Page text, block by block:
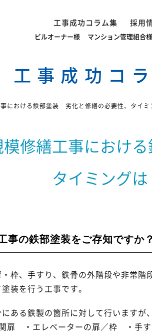
工事成功コラム集 採用
ビルオーナー様 マンション管理組合様
工事成功コ
における鉄部塗装 劣化と修繕の必要性、タイミ
模修繕工事におけ
タイミングは
事の鉄部塗装をご存知ですか？
枠、手すり、鉄骨の外階段や非常階
装を行う工事です。
ある鉄製の箇所に対して行いますが、
扉
・エレベーターの扉／枠 ・手